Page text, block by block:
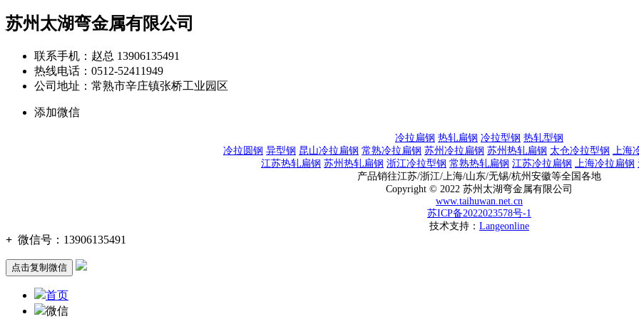
苏州太湖弯金属有限公司
联系手机：赵总 13906135491
热线电话：0512-52411949
公司地址：常熟市辛庄镇张桥工业园区
添加微信
冷拉扁钢 热轧扁钢 冷拉型钢 热轧型钢
冷拉圆钢 异型钢 昆山冷拉扁钢 常熟冷拉扁钢 苏州冷拉扁钢 苏州热轧扁钢 太仓冷拉型钢 上海
江苏热轧扁钢 苏州热轧扁钢 浙江冷拉型钢 常熟热轧扁钢 江苏冷拉扁钢 上海冷拉扁钢
产品销往江苏/浙江/上海/山东/无锡/杭州安徽等全国各地
Copyright © 2022 苏州太湖弯金属有限公司
www.taihuwan.net.cn
苏ICP备2022023578号-1
技术支持： Langeonline
+ 微信号： 13906135491
点击复制微信
首页
微信